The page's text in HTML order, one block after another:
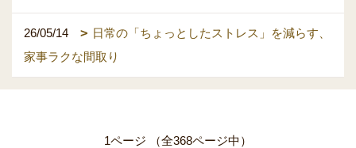
26/05/14
日常の「ちょっとしたストレス」を減らす、
家事ラクな間取り
1ページ （全368ページ中）